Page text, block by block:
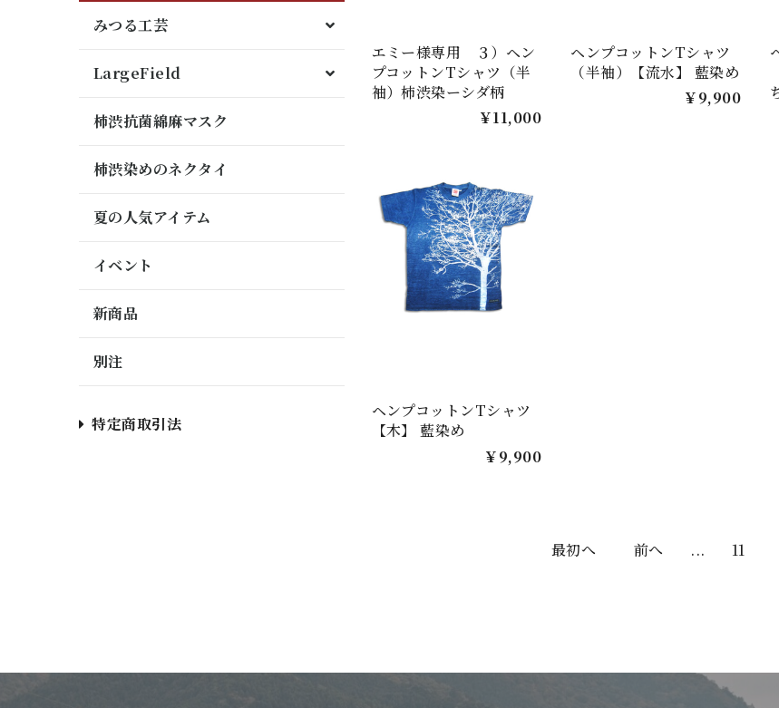
みつる工芸
LargeField
柿渋抗菌綿麻マスク
柿渋染めのネクタイ
夏の人気アイテム
イベント
新商品
別注
特定商取引法
エミー様専用 ３）ヘン
プコットンTシャツ（半
袖）柿渋染ーシダ柄
￥11,000
ヘンプコットンTシャツ
（半袖）【流水】 藍染め
￥9,900
ヘンプコットンTシャツ
【木】 藍染め
￥9,900
最初へ 前へ ... 11